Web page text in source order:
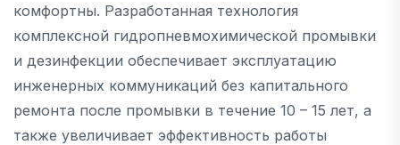
комфортны. Разработанная технология
комплексной гидропневмохимической промывки
и дезинфекции обеспечивает эксплуатацию
инженерных коммуникаций без капитального
ремонта после промывки в течение 10 – 15 лет, а
также увеличивает эффективность работы